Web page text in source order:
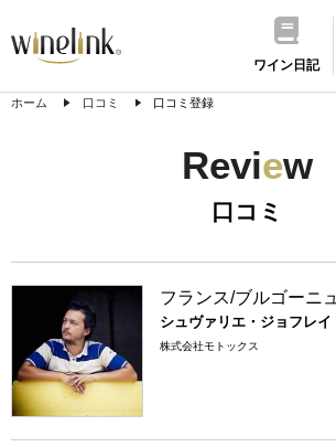
ワイン日記
ホーム 口コミ 口コミ登録
Review
口コミ
フランス/ブルゴーニュ
シュヴァリエ・ジョフレイ
株式会社モトックス